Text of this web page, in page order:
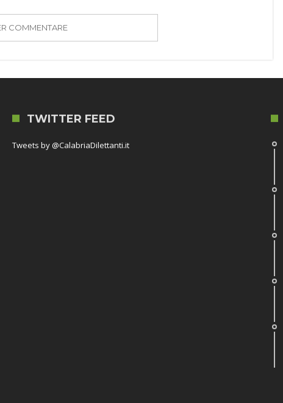
COMMENTARE
TWITTER FEED
Tweets by @CalabriaDilettanti.it